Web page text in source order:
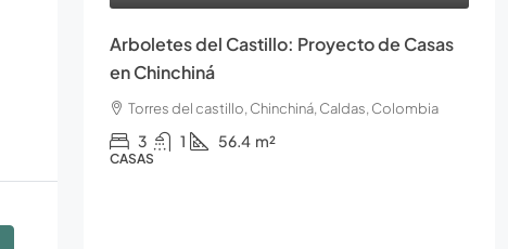
Arboletes del Castillo: Proyecto de Casas
en Chinchiná
Torres del castillo, Chinchiná, Caldas, Colombia
3 1 56.4 m²
CASAS